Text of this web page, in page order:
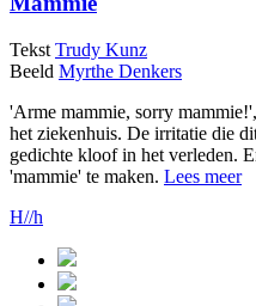
Tekst Trudy Kunz
Beeld Myrthe Denkers
'Arme mammie, sorry
het ziekenhuis. De irritatie die
gedichte kloof in het verleden.
'mammie' te maken. Lees meer
H//h